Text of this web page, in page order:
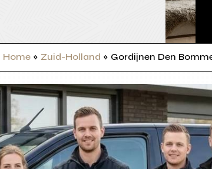
Home» Zuid-Holland » Gordijnen Den